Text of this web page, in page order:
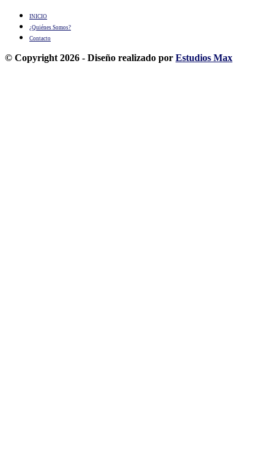
INICIO
¿Quiénes Somos?
Contacto
© Copyright 2026 - Diseño realizado por Estudios Max